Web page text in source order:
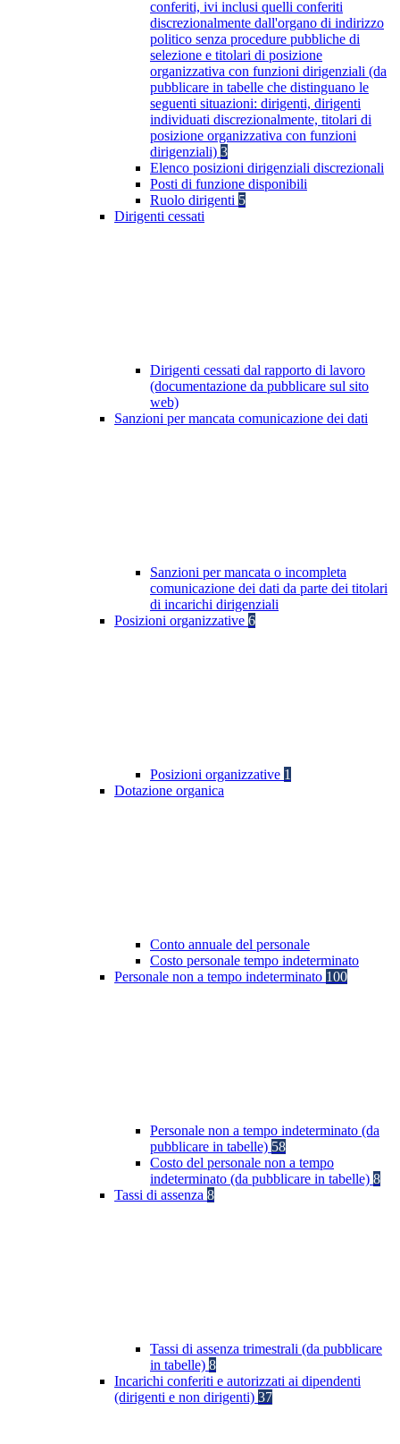
conferiti, ivi inclusi quelli conferiti
discrezionalmente dall'organo di indirizzo
politico senza procedure pubbliche di
selezione e titolari di posizione
organizzativa con funzioni dirigenziali (da
pubblicare in tabelle che distinguano le
seguenti situazioni: dirigenti, dirigenti
individuati discrezionalmente, titolari di
posizione organizzativa con funzioni
dirigenziali) 3
Elenco posizioni dirigenziali discrezionali
Posti di funzione disponibili
Ruolo dirigenti 5
Dirigenti cessati
Dirigenti cessati dal rapporto di lavoro
(documentazione da pubblicare sul sito
web)
Sanzioni per mancata comunicazione dei dati
Sanzioni per mancata o incompleta
comunicazione dei dati da parte dei titolari
di incarichi dirigenziali
Posizioni organizzative 6
Posizioni organizzative 1
Dotazione organica
Conto annuale del personale
Costo personale tempo indeterminato
Personale non a tempo indeterminato 100
Personale non a tempo indeterminato (da
pubblicare in tabelle) 58
Costo del personale non a tempo
indeterminato (da pubblicare in tabelle) 8
Tassi di assenza 8
Tassi di assenza trimestrali (da pubblicare
in tabelle) 8
Incarichi conferiti e autorizzati ai dipendenti
(dirigenti e non dirigenti) 37